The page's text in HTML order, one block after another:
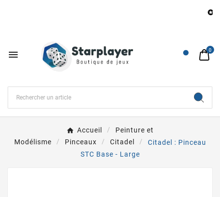

 0
Accueil
Peinture et
Modélisme
Pinceaux Citadel
Citadel : Pinceau
STC Base - Large